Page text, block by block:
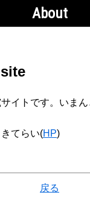
About
イトです。いまん
てらい(HP)
戻る